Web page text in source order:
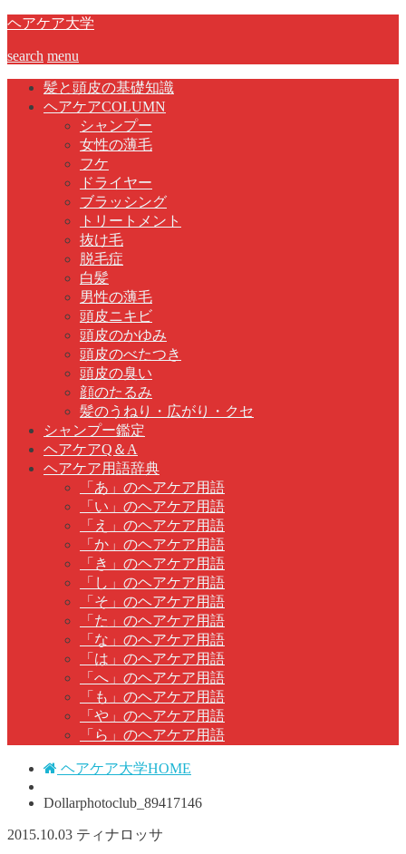
ヘアケア大学
search menu
髪と頭皮の基礎知識
ヘアケアCOLUMN
シャンプー
女性の薄毛
フケ
ドライヤー
ブラッシング
トリートメント
抜け毛
脱毛症
白髪
男性の薄毛
頭皮ニキビ
頭皮のかゆみ
頭皮のべたつき
頭皮の臭い
顔のたるみ
髪のうねり・広がり・クセ
シャンプー鑑定
ヘアケアQ＆A
ヘアケア用語辞典
「あ」のヘアケア用語
「い」のヘアケア用語
「え」のヘアケア用語
「か」のヘアケア用語
「き」のヘアケア用語
「し」のヘアケア用語
「そ」のヘアケア用語
「た」のヘアケア用語
「な」のヘアケア用語
「は」のヘアケア用語
「へ」のヘアケア用語
「も」のヘアケア用語
「や」のヘアケア用語
「ら」のヘアケア用語
ヘアケア大学HOME
Dollarphotoclub_89417146
2015.10.03 ティナロッサ